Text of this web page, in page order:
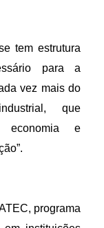
tem estrutura
para a
vez mais do
que
economia e
programa